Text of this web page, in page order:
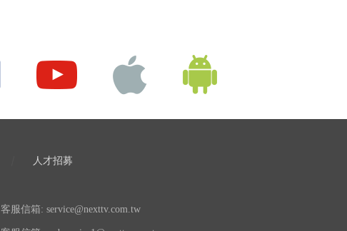
人才招募
客服信箱: service@nexttv.com.tw